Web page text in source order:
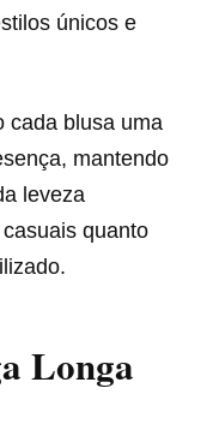
únicos e
cada blusa uma
mantendo
leveza
quanto
Longa